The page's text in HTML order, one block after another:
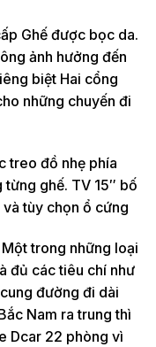
Ghế được bọc da.
ảnh hưởng đến
biệt Hai cổng
những chuyến đi
treo đồ nhẹ phía
ghế. TV 15″ bố
tùy chọn ổ cứng
Một trong những loại
đủ các tiêu chí như
đường đi dài
Nam ra trung thì
Dcar 22 phòng vì